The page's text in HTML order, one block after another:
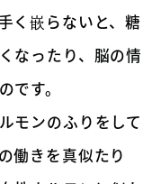
く嵌らないと、糖
なったり、脳の情
す。
モンのふりをして
働きを真似たり